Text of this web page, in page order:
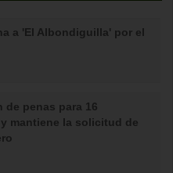
a 'El Albondiguilla' por el
penas para 16
mantiene la solicitud de